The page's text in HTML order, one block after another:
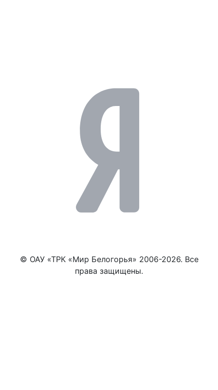
© ОАУ «ТРК «Мир Белогорья» 2006-2026. Все
права защищены.